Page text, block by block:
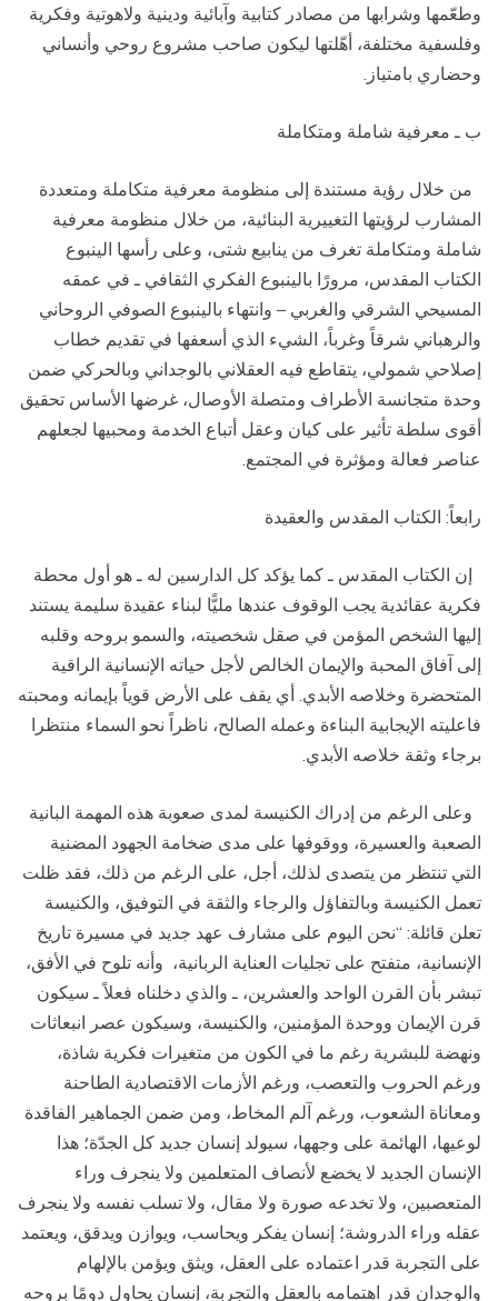
وطعّمها وشرابها من مصادر كتابية وآبائية ودينية ولاهوتية وفكرية
وفلسفية مختلفة، أهّلتها ليكون صاحب مشروع روحي وأنساني
وحضاري بامتياز.
ب ـ معرفية شاملة ومتكاملة
من خلال رؤية مستندة إلى منظومة معرفية متكاملة ومتعددة
المشارب لرؤيتها التغييرية البنائية، من خلال منظومة معرفية
شاملة ومتكاملة تغرف من ينابيع شتى، وعلى رأسها الينبوع
الكتاب المقدس، مرورًا بالينبوع الفكري الثقافي ـ في عمقه
المسيحي الشرقي والغربي – وانتهاء بالينبوع الصوفي الروحاني
والرهباني شرقاً وغرباً، الشيء الذي أسعفها في تقديم خطاب
إصلاحي شمولي، يتقاطع فيه العقلاني بالوجداني وبالحركي ضمن
وحدة متجانسة الأطراف ومتصلة الأوصال، غرضها الأساس تحقيق
أقوى سلطة تأثير على كيان وعقل أتباع الخدمة ومحبيها لجعلهم
عناصر فعالة ومؤثرة في المجتمع.
رابعاً: الكتاب المقدس والعقيدة
إن الكتاب المقدس ـ كما يؤكد كل الدارسين له ـ هو أول محطة
فكرية عقائدية يجب الوقوف عندها مليًّا لبناء عقيدة سليمة يستند
إليها الشخص المؤمن في صقل شخصيته، والسمو بروحه وقلبه
إلى آفاق المحبة والإيمان الخالص لأجل حياته الإنسانية الراقية
المتحضرة وخلاصه الأبدي. أي يقف على الأرض قوياً بإيمانه ومحبته
فاعليته الإيجابية البناءة وعمله الصالح، ناظراً نحو السماء منتظرا
برجاء وثقة خلاصه الأبدي.
وعلى الرغم من إدراك الكنيسة لمدى صعوبة هذه المهمة البانية
الصعبة والعسيرة، ووقوفها على مدى ضخامة الجهود المضنية
التي تنتظر من يتصدى لذلك، أجل، على الرغم من ذلك، فقد ظلت
تعمل الكنيسة وبالتفاؤل والرجاء والثقة في التوفيق، والكنيسة
تعلن قائلة: “نحن اليوم على مشارف عهد جديد في مسيرة تاريخ
الإنسانية، متفتح على تجليات العناية الربانية، وأنه تلوح في الأفق،
تبشر بأن القرن الواحد والعشرين، ـ والذي دخلناه فعلاً ـ سيكون
قرن الإيمان ووحدة المؤمنين، والكنيسة، وسيكون عصر انبعاثات
ونهضة للبشرية رغم ما في الكون من متغيرات فكرية شاذة،
ورغم الحروب والتعصب، ورغم الأزمات الاقتصادية الطاحنة
ومعاناة الشعوب، ورغم آلم المخاط، ومن ضمن الجماهير الفاقدة
لوعيها، الهائمة على وجهها، سيولد إنسان جديد كل الجدّة؛ هذا
الإنسان الجديد لا يخضع لأنصاف المتعلمين ولا ينجرف وراء
المتعصبين، ولا تخدعه صورة ولا مقال، ولا تسلب نفسه ولا ينجرف
عقله وراء الدروشة؛ إنسان يفكر ويحاسب، ويوازن ويدقق، ويعتمد
على التجربة قدر اعتماده على العقل، ويثق ويؤمن بالإلهام
والوجدان قدر اهتمامه بالعقل والتجربة، إنسان يحاول دومًا بروحه